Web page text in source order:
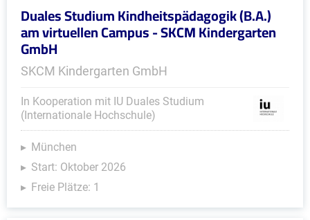
Duales Studium Kindheitspädagogik (B.A.)
am virtuellen Campus - SKCM Kindergarten
GmbH
SKCM Kindergarten GmbH
In Kooperation mit IU Duales Studium
(Internationale Hochschule)
München
Start: Oktober 2026
Freie Plätze: 1